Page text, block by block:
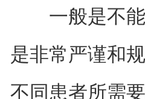
一般是不能
是非常严谨和
不同患者所需